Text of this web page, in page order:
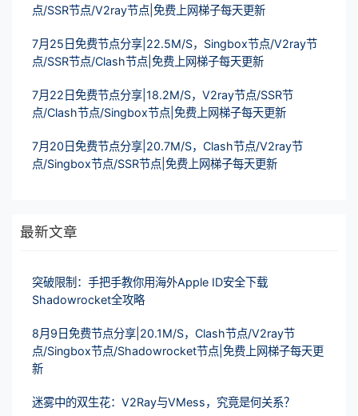
点/SSR节点/V2ray节点|免费上网梯子每天更新
7月25日免费节点分享|22.5M/S，Singbox节点/V2ray节
点/SSR节点/Clash节点|免费上网梯子每天更新
7月22日免费节点分享|18.2M/S，V2ray节点/SSR节
点/Clash节点/Singbox节点|免费上网梯子每天更新
7月20日免费节点分享|20.7M/S，Clash节点/V2ray节
点/Singbox节点/SSR节点|免费上网梯子每天更新
最新文章
突破限制：手把手教你用海外Apple ID安全下载
Shadowrocket全攻略
8月9日免费节点分享|20.1M/S，Clash节点/V2ray节
点/Singbox节点/Shadowrocket节点|免费上网梯子每天更
新
迷雾中的双生花：V2Ray与VMess，究竟是何关系？